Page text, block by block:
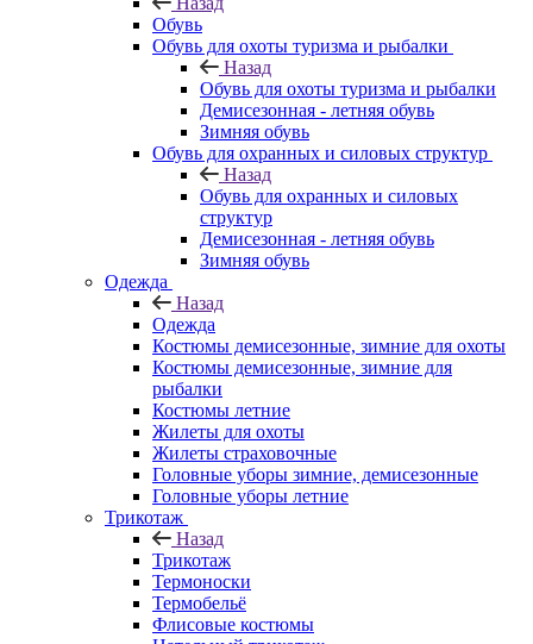
Обувь
Обувь для охоты туризма и рыбалки
Назад
Обувь для охоты туризма и рыбалки
Демисезонная - летняя обувь
Зимняя обувь
Обувь для охранных и силовых структур
Назад
Обувь для охранных и силовых
структур
Демисезонная - летняя обувь
Зимняя обувь
Одежда
Назад
Одежда
Костюмы демисезонные, зимние для охоты
Костюмы демисезонные, зимние для
рыбалки
Костюмы летние
Жилеты для охоты
Жилеты страховочные
Головные уборы зимние, демисезонные
Головные уборы летние
Трикотаж
Назад
Трикотаж
Термоноски
Термобельё
Флисовые костюмы